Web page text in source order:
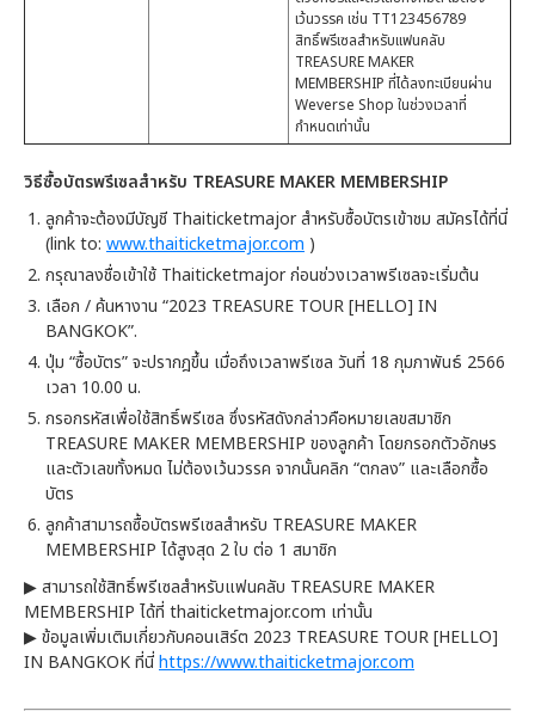
เว้นวรรค เช่น TT123456789
สิทธิ์พรีเซลสำหรับแฟนคลับ
TREASURE MAKER
MEMBERSHIP ที่ได้ลงทะเบียนผ่าน
Weverse Shop ในช่วงเวลาที่
กำหนดเท่านั้น
วิธีซื้อบัตรพรีเซลสำหรับ TREASURE MAKER MEMBERSHIP
ลูกค้าจะต้องมีบัญชี Thaiticketmajor สำหรับซื้อบัตรเข้าชม สมัครได้ที่นี่
(link to: www.thaiticketmajor.com )
กรุณาลงชื่อเข้าใช้ Thaiticketmajor ก่อนช่วงเวลาพรีเซลจะเริ่มต้น
เลือก / ค้นหางาน “2023 TREASURE TOUR [HELLO] IN
BANGKOK”.
ปุ่ม “ซื้อบัตร” จะปรากฎขึ้น เมื่อถึงเวลาพรีเซล วันที่ 18 กุมภาพันธ์ 2566
เวลา 10.00 น.
กรอกรหัสเพื่อใช้สิทธิ์พรีเซล ซึ่งรหัสดังกล่าวคือหมายเลขสมาชิก
TREASURE MAKER MEMBERSHIP ของลูกค้า โดยกรอกตัวอักษร
และตัวเลขทั้งหมด ไม่ต้องเว้นวรรค จากนั้นคลิก “ตกลง” และเลือกซื้อ
บัตร
ลูกค้าสามารถซื้อบัตรพรีเซลสำหรับ TREASURE MAKER
MEMBERSHIP ได้สูงสุด 2 ใบ ต่อ 1 สมาชิก
▶ สามารถใช้สิทธิ์พรีเซลสำหรับแฟนคลับ TREASURE MAKER
MEMBERSHIP ได้ที่ thaiticketmajor.com เท่านั้น
▶ ข้อมูลเพิ่มเติมเกี่ยวกับคอนเสิร์ต 2023 TREASURE TOUR [HELLO]
IN BANGKOK ที่นี่https://www.thaiticketmajor.com